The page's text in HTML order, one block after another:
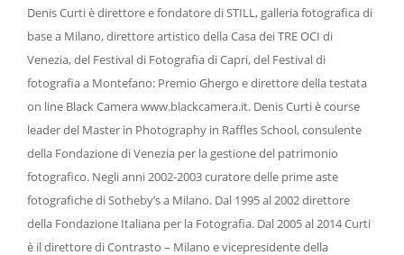
Denis Curti è direttore e fondatore di STILL, galleria fotografica di
base a Milano, direttore artistico della Casa dei TRE OCI di
Venezia, del Festival di Fotografia di Capri, del Festival di
fotografia a Montefano: Premio Ghergo e direttore della testata
on line Black Camera www.blackcamera.it. Denis Curti è course
leader del Master in Photography in Raffles School, consulente
della Fondazione di Venezia per la gestione del patrimonio
fotografico. Negli anni 2002-2003 curatore delle prime aste
fotografiche di Sotheby’s a Milano. Dal 1995 al 2002 direttore
della Fondazione Italiana per la Fotografia. Dal 2005 al 2014 Curti
è il direttore di Contrasto – Milano e vicepresidente della